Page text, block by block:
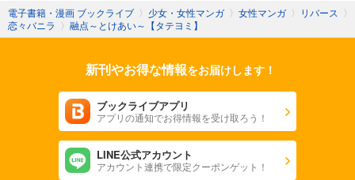
あらすじを表示する
融点～とけあい～【タテヨミ】第40話
82
あらすじを表示する
融点～とけあい～【タテヨミ】第41話
82
円 (税込)
電子書籍・漫画 ブックライブ 〉 少女・女性マンガ 〉 女性マンガ 〉 リバース 〉
恋々バニラ 〉 融点～とけあい～【タテヨミ】
新刊やお得な情報をお届けします！
ブックライブアプリ
アプリの通知でお得情報を受け取ろう！
LINE公式アカウント
アカウント連携で限定クーポンゲット！